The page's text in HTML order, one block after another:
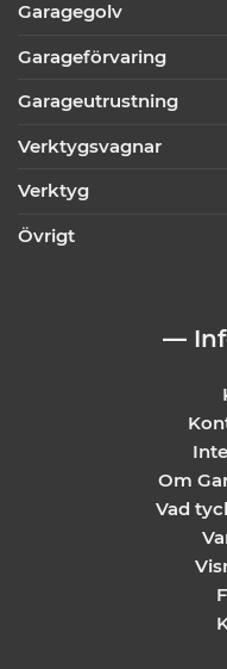
Garagegolv
Garageförvaring
Garageutrustning
Verktygsvagnar
Verktyg
Övrigt
—
Om
Vad